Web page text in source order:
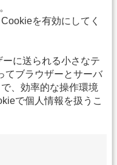
を有効にしてく
に送られる小さなテ
てブラウザーとサーバ
、効率的な操作環境
で個人情報を扱うこ